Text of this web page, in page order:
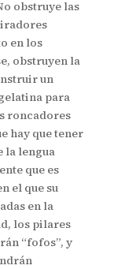
obstruye las
en los
obstruyen la
un
para
roncadores
hay que tener
la lengua
que es
el que su
en la
los pilares
“fofos”, y